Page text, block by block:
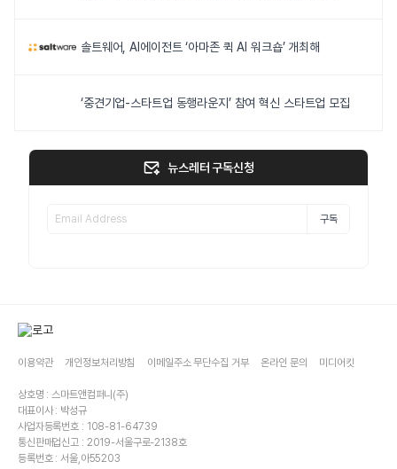
솔트웨어, AI에이전트 ‘아마존 퀵 AI 워크숍’ 개최해
‘중견기업-스타트업 동행라운지’ 참여 혁신 스타트업 모집
뉴스레터 구독신청
구독
이용약관 개인정보처리방침 이메일주소 무단수집 거부 온라인 문의 미디어킷
상호명 : 스마트앤컴퍼니(주)
대표이사 : 박성규
사업자등록번호 : 108-81-64739
통신판매업신고 : 2019-서울구로-2138호
등록번호 : 서울,아55203